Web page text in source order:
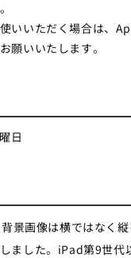
いいただく場合は、
願いいたします。
日
景画像は横ではなく
ました。iPad第9世代